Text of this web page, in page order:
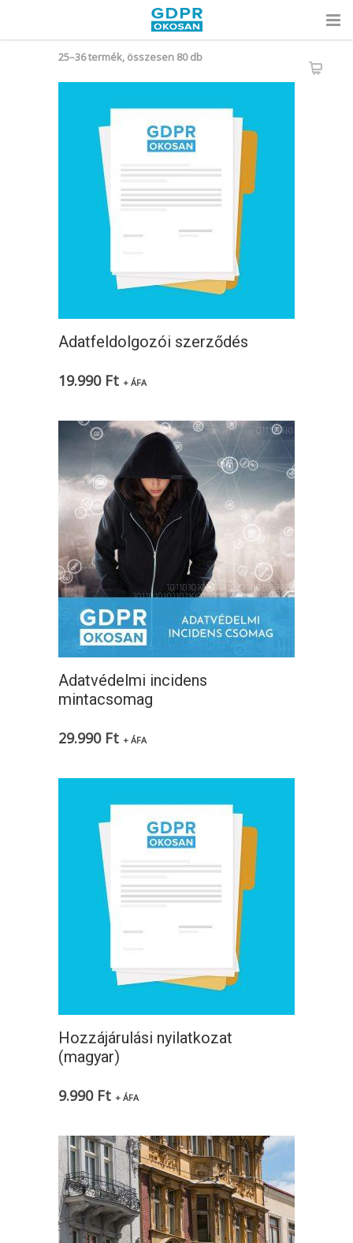
25–36 termék, összesen 80 dbSorted
Adatfeldolgozói szerződés
19.990 Ft + ÁFA
Adatvédelmi incidens
mintacsomag
29.990 Ft + ÁFA
Hozzájárulási nyilatkozat
(magyar)
9.990 Ft + ÁFA